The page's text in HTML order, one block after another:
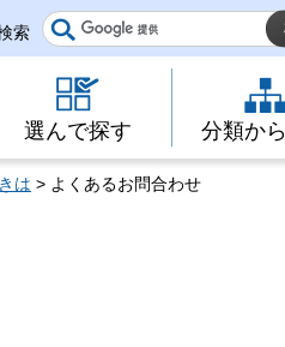
索
選んで探す 分類か
は > よくあるお問合わせ